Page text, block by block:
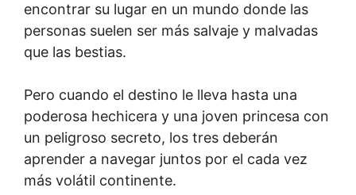
encontrar su lugar en un mundo donde las
personas suelen ser más salvaje y malvadas
que las bestias.
Pero cuando el destino le lleva hasta una
poderosa hechicera y una joven princesa con
un peligroso secreto, los tres deberán
aprender a navegar juntos por el cada vez
más volátil continente.